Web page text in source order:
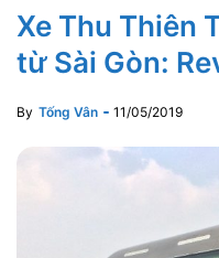
Xe Thu Thiên
từ Sài Gòn:
By Tống Vân 11/05/2019